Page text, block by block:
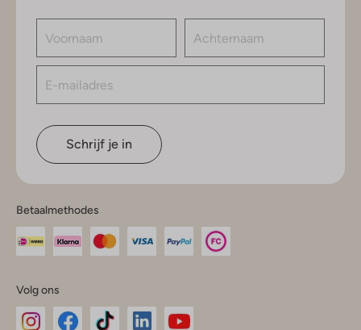
Schrijf je in
Betaalmethodes
Volg ons